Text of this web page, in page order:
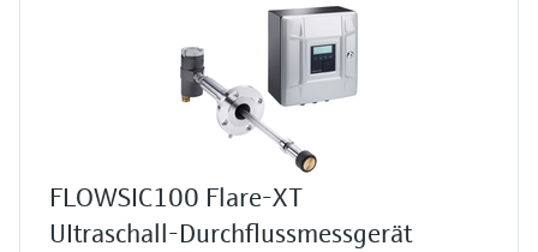
FLOWSIC100 Flare-XT
UItraschall-Durchflussmessgerät